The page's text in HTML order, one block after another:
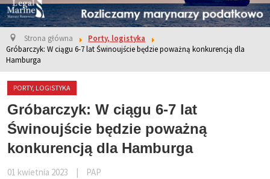
Strona główna
Porty, logistyka
Gróbarczyk: W ciągu 6-7 lat Świnoujście będzie poważną konkurencją dla
Hamburga
PORTY, LOGISTYKA
Gróbarczyk: W ciągu 6-7 lat
Świnoujście będzie poważną
konkurencją dla Hamburga
01 kwietnia 2023 PAP